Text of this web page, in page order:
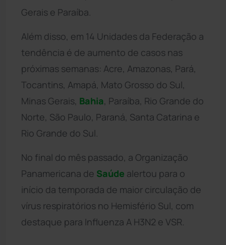
Gerais e Paraíba.
Além disso, em 14 Unidades da Federação a
tendência é de aumento de casos nas
próximas semanas: Acre, Amazonas, Pará,
Tocantins, Amapá, Mato Grosso do Sul,
Minas Gerais, Bahia, Paraíba, Rio Grande do
Norte, São Paulo, Paraná, Santa Catarina e
Rio Grande do Sul.
No final do mês passado, a Organização
Panamericana de Saúde alertou para o
início da temporada de maior circulação de
vírus respiratórios no Hemisfério Sul, com
destaque para Influenza A H3N2 e VSR.